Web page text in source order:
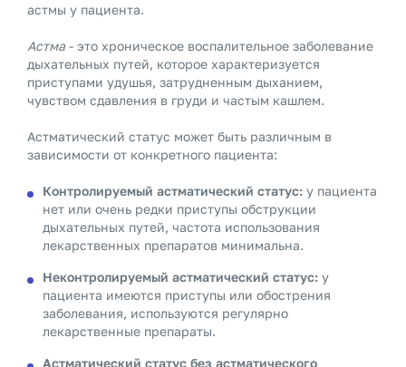
астмы у пациента.
Астма- это хроническое воспалительное заболевание
дыхательных путей, которое характеризуется
приступами удушья, затрудненным дыханием,
чувством сдавления в груди и частым кашлем.
Астматический статус может быть различным в
зависимости от конкретного пациента:
Контролируемый астматический статус: у пациента
нет или очень редки приступы обструкции
дыхательных путей, частота использования
лекарственных препаратов минимальна.
Неконтролируемый астматический статус: у
пациента имеются приступы или обострения
заболевания, используются регулярно
лекарственные препараты.
Астматический статус без астматического